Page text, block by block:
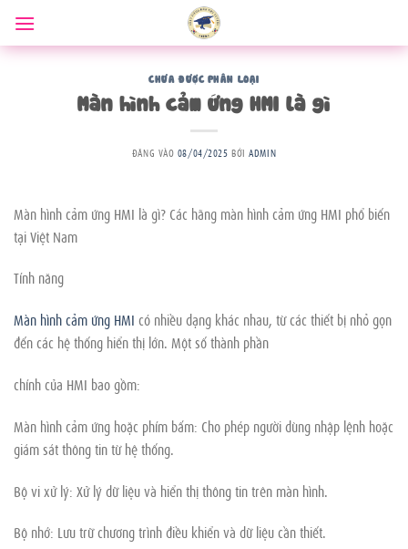
qua
nội
CHƯA ĐƯỢC PHÂN LOẠI
Màn hình cảm ứng HMI là gì
ĐĂNG VÀO 08/04/2025 BỞIADMIN
Màn hình cảm ứng HMI là gì? Các hãng màn hình cảm ứng HMI phổ biến
tại Việt Nam
Tính năng
Màn hình cảm ứng HMI có nhiều dạng khác nhau, từ các thiết bị nhỏ gọn
đến các hệ thống hiển thị lớn. Một số thành phần
chính của HMI bao gồm:
Màn hình cảm ứng hoặc phím bấm: Cho phép người dùng nhập lệnh hoặc
giám sát thông tin từ hệ thống.
Bộ vi xử lý: Xử lý dữ liệu và hiển thị thông tin trên màn hình.
Bộ nhớ: Lưu trữ chương trình điều khiển và dữ liệu cần thiết.